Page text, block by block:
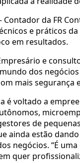
Contador da FR
e práticos
em resultados.
e
dos
mais segurança
é voltado a
de
ainda estão
negócios. “É
quer